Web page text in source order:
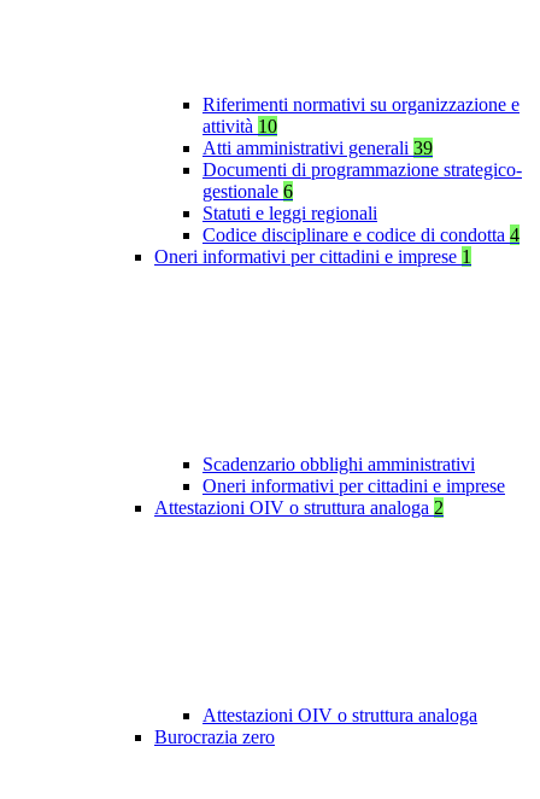
Riferimenti normativi su organizzazione e
attività 10
Atti amministrativi generali 39
Documenti di programmazione strategico-
gestionale 6
Statuti e leggi regionali
Codice disciplinare e codice di condotta 4
Oneri informativi per cittadini e imprese 1
Scadenzario obblighi amministrativi
Oneri informativi per cittadini e imprese
Attestazioni OIV o struttura analoga 2
Attestazioni OIV o struttura analoga
Burocrazia zero